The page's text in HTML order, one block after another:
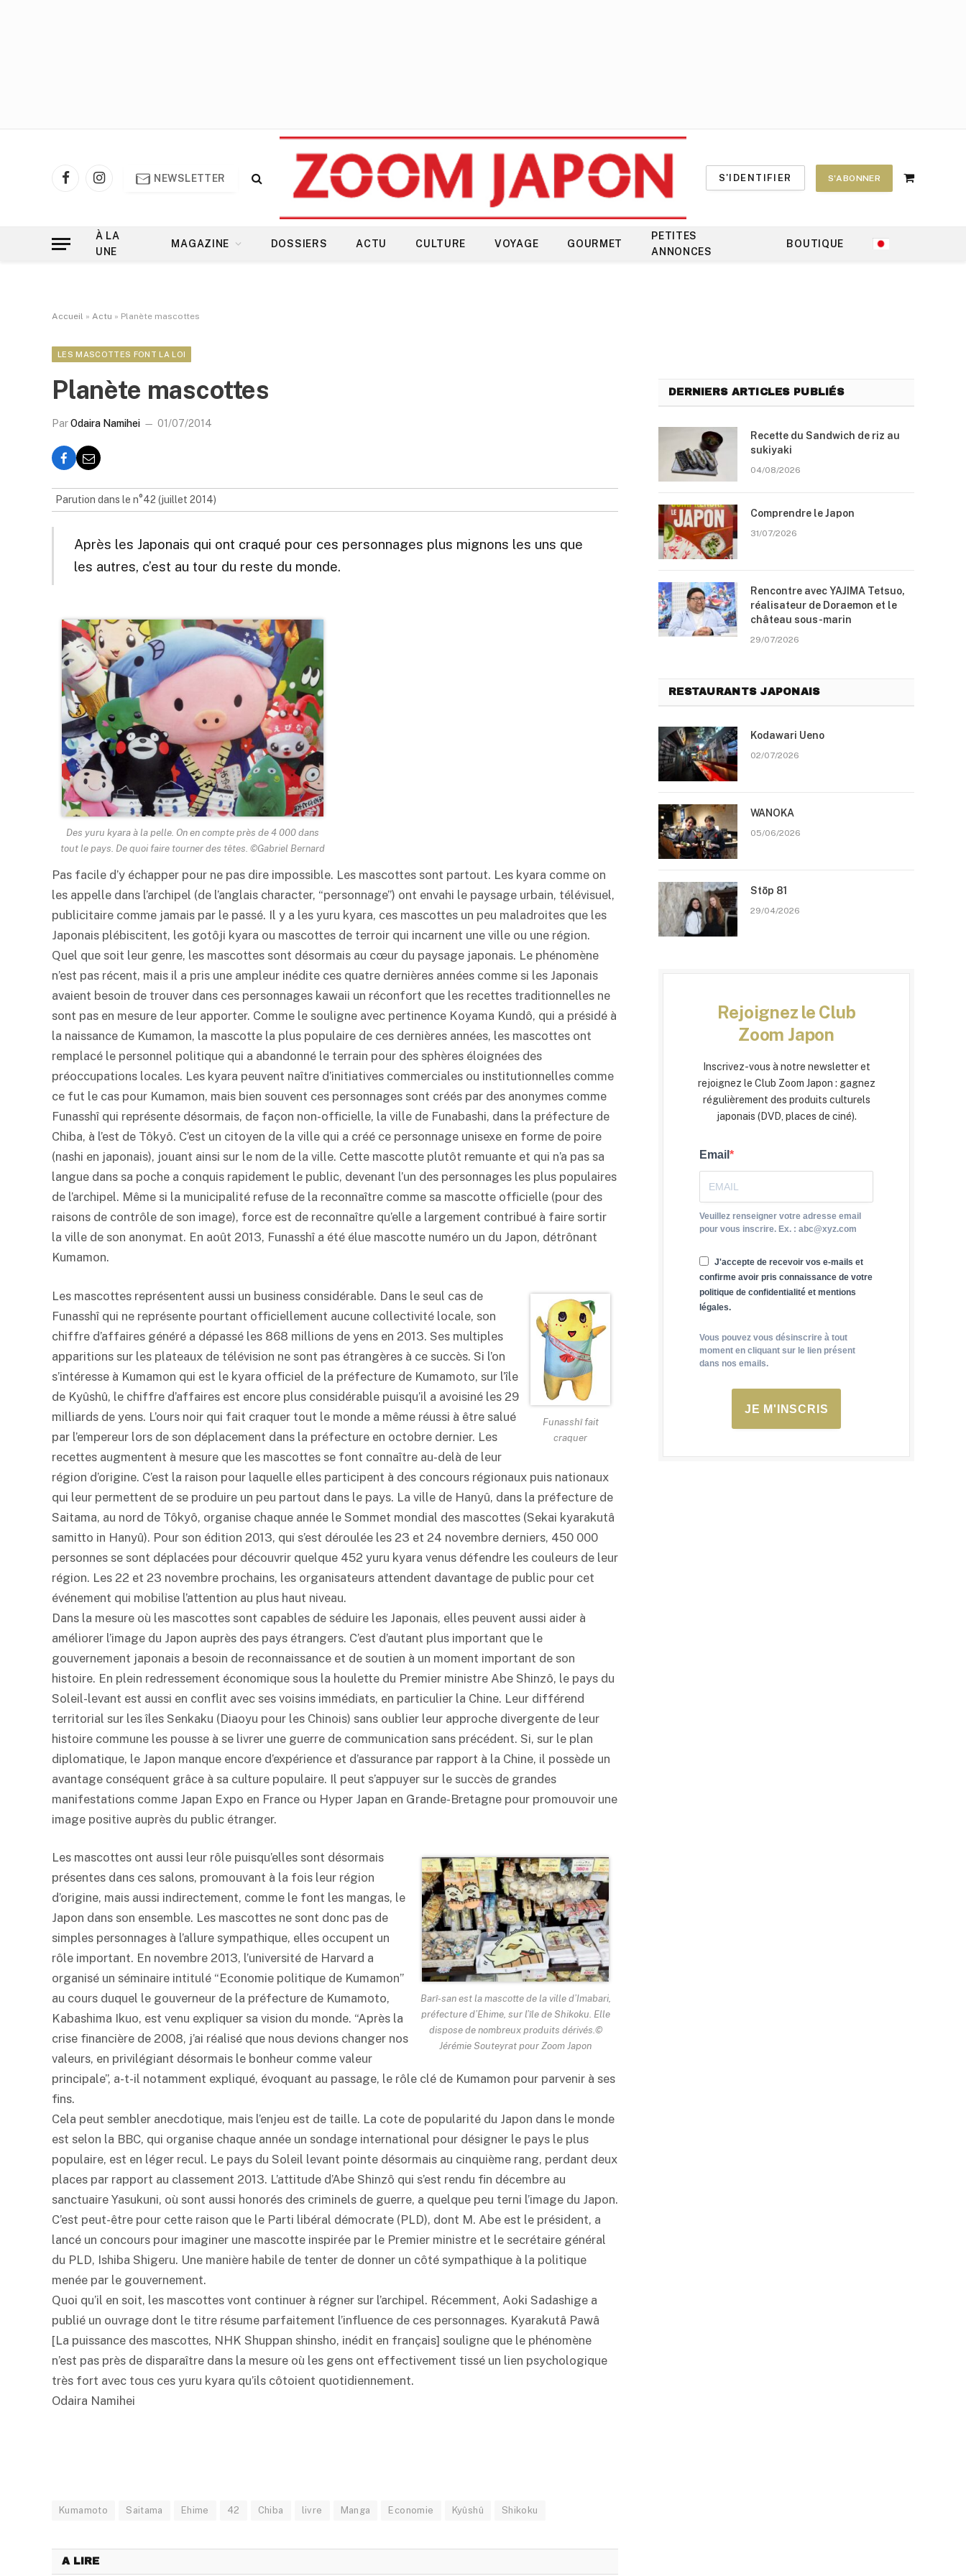
FacebookInstagram
NEWSLETTER S'IDENTIFIER S'ABONNER
Shopping
À LA
UNE
MAGAZINE DOSSIERS ACTU CULTURE VOYAGE GOURMET
PETITES
ANNONCES
BOUTIQUE
Accueil » Actu » Planète mascottes
LES MASCOTTES FONT LA LOI
Planète mascottes
ParOdaira Namihei 01/07/2014
Parution dans le n°42 (juillet 2014)
Après les Japonais qui ont craqué pour ces personnages plus mignons les uns que
les autres, c’est au tour du reste du monde.
Des yuru kyara à la pelle. On en compte près de 4 000 dans
tout le pays. De quoi faire tourner des têtes. ©Gabriel Bernard
Pas facile d’y échapper pour ne pas dire impossible. Les mascottes sont partout. Les kyara comme on
les appelle dans l’archipel (de l’anglais character, “personnage”) ont envahi le paysage urbain, télévisuel,
publicitaire comme jamais par le passé. Il y a les yuru kyara, ces mascottes un peu maladroites que les
Japonais plébiscitent, les gotôji kyara ou mascottes de terroir qui incarnent une ville ou une région.
Quel que soit leur genre, les mascottes sont désormais au cœur du paysage japonais. Le phénomène
n’est pas récent, mais il a pris une ampleur inédite ces quatre dernières années comme si les Japonais
avaient besoin de trouver dans ces personnages kawaii un réconfort que les recettes traditionnelles ne
sont pas en mesure de leur apporter. Comme le souligne avec pertinence Koyama Kundô, qui a présidé à
la naissance de Kumamon, la mascotte la plus populaire de ces dernières années, les mascottes ont
remplacé le personnel politique qui a abandonné le terrain pour des sphères éloignées des
préoccupations locales. Les kyara peuvent naître d’initiatives commerciales ou institutionnelles comme
ce fut le cas pour Kumamon, mais bien souvent ces personnages sont créés par des anonymes comme
Funasshî qui représente désormais, de façon non-officielle, la ville de Funabashi, dans la préfecture de
Chiba, à l’est de Tôkyô. C’est un citoyen de la ville qui a créé ce personnage unisexe en forme de poire
(nashi en japonais), jouant ainsi sur le nom de la ville. Cette mascotte plutôt remuante et qui n’a pas sa
langue dans sa poche a conquis rapidement le public, devenant l’un des personnages les plus populaires
de l’archipel. Même si la municipalité refuse de la reconnaître comme sa mascotte officielle (pour des
raisons de contrôle de son image), force est de reconnaître qu’elle a largement contribué à faire sortir
la ville de son anonymat. En août 2013, Funasshî a été élue mascotte numéro un du Japon, détrônant
Kumamon.
Funasshî fait
craquer
Les mascottes représentent aussi un business considérable. Dans le seul cas de
Funasshî qui ne représente pourtant officiellement aucune collectivité locale, son
chiffre d’affaires généré a dépassé les 868 millions de yens en 2013. Ses multiples
apparitions sur les plateaux de télévision ne sont pas étrangères à ce succès. Si l’on
s’intéresse à Kumamon qui est le kyara officiel de la préfecture de Kumamoto, sur l’île
de Kyûshû, le chiffre d’affaires est encore plus considérable puisqu’il a avoisiné les 29
milliards de yens. L’ours noir qui fait craquer tout le monde a même réussi à être salué
par l’empereur lors de son déplacement dans la préfecture en octobre dernier. Les
recettes augmentent à mesure que les mascottes se font connaître au-delà de leur
région d’origine. C’est la raison pour laquelle elles participent à des concours régionaux puis nationaux
qui leur permettent de se produire un peu partout dans le pays. La ville de Hanyû, dans la préfecture de
Saitama, au nord de Tôkyô, organise chaque année le Sommet mondial des mascottes (Sekai kyarakutâ
samitto in Hanyû). Pour son édition 2013, qui s’est déroulée les 23 et 24 novembre derniers, 450 000
personnes se sont déplacées pour découvrir quelque 452 yuru kyara venus défendre les couleurs de leur
région. Les 22 et 23 novembre prochains, les organisateurs attendent davantage de public pour cet
événement qui mobilise l’attention au plus haut niveau.
Dans la mesure où les mascottes sont capables de séduire les Japonais, elles peuvent aussi aider à
améliorer l’image du Japon auprès des pays étrangers. C’est d’autant plus important que le
gouvernement japonais a besoin de reconnaissance et de soutien à un moment important de son
histoire. En plein redressement économique sous la houlette du Premier ministre Abe Shinzô, le pays du
Soleil-levant est aussi en conflit avec ses voisins immédiats, en particulier la Chine. Leur différend
territorial sur les îles Senkaku (Diaoyu pour les Chinois) sans oublier leur approche divergente de leur
histoire commune les pousse à se livrer une guerre de communication sans précédent. Si, sur le plan
diplomatique, le Japon manque encore d’expérience et d’assurance par rapport à la Chine, il possède un
avantage conséquent grâce à sa culture populaire. Il peut s’appuyer sur le succès de grandes
manifestations comme Japan Expo en France ou Hyper Japan en Grande-Bretagne pour promouvoir une
image positive auprès du public étranger.
Barî-san est la mascotte de la ville d’Imabari,
préfecture d’Ehime, sur l’île de Shikoku. Elle
dispose de nombreux produits dérivés.©
Jérémie Souteyrat pour Zoom Japon
Les mascottes ont aussi leur rôle puisqu’elles sont désormais
présentes dans ces salons, promouvant à la fois leur région
d’origine, mais aussi indirectement, comme le font les mangas, le
Japon dans son ensemble. Les mascottes ne sont donc pas de
simples personnages à l’allure sympathique, elles occupent un
rôle important. En novembre 2013, l’université de Harvard a
organisé un séminaire intitulé “Economie politique de Kumamon”
au cours duquel le gouverneur de la préfecture de Kumamoto,
Kabashima Ikuo, est venu expliquer sa vision du monde. “Après la
crise financière de 2008, j’ai réalisé que nous devions changer nos
valeurs, en privilégiant désormais le bonheur comme valeur
principale”, a-t-il notamment expliqué, évoquant au passage, le rôle clé de Kumamon pour parvenir à ses
fins.
Cela peut sembler anecdotique, mais l’enjeu est de taille. La cote de popularité du Japon dans le monde
est selon la BBC, qui organise chaque année un sondage international pour désigner le pays le plus
populaire, est en léger recul. Le pays du Soleil levant pointe désormais au cinquième rang, perdant deux
places par rapport au classement 2013. L’attitude d’Abe Shinzô qui s’est rendu fin décembre au
sanctuaire Yasukuni, où sont aussi honorés des criminels de guerre, a quelque peu terni l’image du Japon.
C’est peut-être pour cette raison que le Parti libéral démocrate (PLD), dont M. Abe est le président, a
lancé un concours pour imaginer une mascotte inspirée par le Premier ministre et le secrétaire général
du PLD, Ishiba Shigeru. Une manière habile de tenter de donner un côté sympathique à la politique
menée par le gouvernement.
Quoi qu’il en soit, les mascottes vont continuer à régner sur l’archipel. Récemment, Aoki Sadashige a
publié un ouvrage dont le titre résume parfaitement l’influence de ces personnages. Kyarakutâ Pawâ
[La puissance des mascottes, NHK Shuppan shinsho, inédit en français] souligne que le phénomène
n’est pas près de disparaître dans la mesure où les gens ont effectivement tissé un lien psychologique
très fort avec tous ces yuru kyara qu’ils côtoient quotidiennement.
Odaira Namihei
Kumamoto Saitama Ehime 42 Chiba livre Manga Economie Kyûshû Shikoku
A LIRE
DERNIERS ARTICLES PUBLIÉS
Recette du Sandwich de riz au
sukiyaki
04/08/2026
Comprendre le Japon
31/07/2026
Rencontre avec YAJIMA Tetsuo,
réalisateur de Doraemon et le
château sous-marin
29/07/2026
RESTAURANTS JAPONAIS
Kodawari Ueno
02/07/2026
WANOKA
05/06/2026
Stōp 81
29/04/2026
Rejoignez le Club
Zoom Japon
Inscrivez-vous à notre newsletter et
rejoignez le Club Zoom Japon : gagnez
régulièrement des produits culturels
japonais (DVD, places de ciné).
Email
Veuillez renseigner votre adresse email
pour vous inscrire. Ex. : abc@xyz.com
J'accepte de recevoir vos e-mails et
confirme avoir pris connaissance de votre
politique de confidentialité et mentions
légales.
Vous pouvez vous désinscrire à tout
moment en cliquant sur le lien présent
dans nos emails.
JE M'INSCRIS